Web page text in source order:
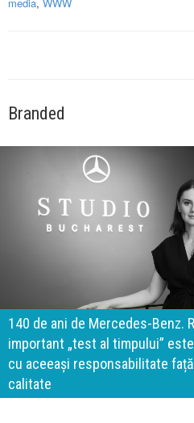
Branded
140 de ani de Mercedes-Benz.
important „test al timpului”
cu aceeași responsabilitate
calitate